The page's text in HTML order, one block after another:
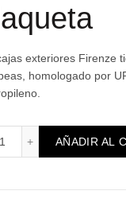
exteriores Firenze
homologado por
Caja int. para embutir
AÑADIR AL